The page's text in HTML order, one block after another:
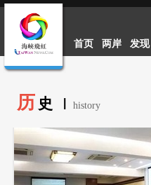
首页 两岸 发现
历 史 history